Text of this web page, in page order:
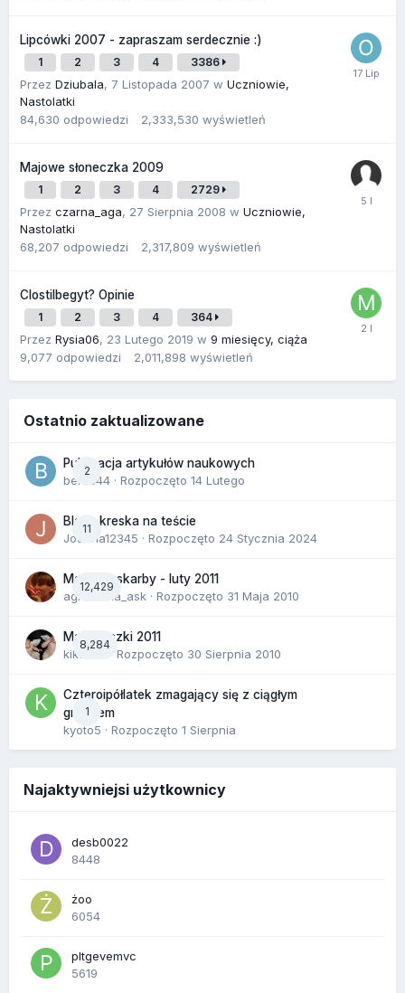
Lipcówki 2007 - zapraszam serdecznie :)
1 2 3 4 3386
Przez Dziubala, 7 Listopada 2007 w Uczniowie,
Nastolatki
84,630 odpowiedzi 2,333,530 wyświetleń
Majowe słoneczka 2009
1 2 3 4 2729
Przez czarna_aga, 27 Sierpnia 2008 w Uczniowie,
Nastolatki
68,207 odpowiedzi 2,317,809 wyświetleń
Clostilbegyt? Opinie
1 2 3 4 364
Przez Rysia06, 23 Lutego 2019 w 9 miesięcy, ciąża
9,077 odpowiedzi 2,011,898 wyświetleń
Ostatnio zaktualizowane
2
Publikacja artykułów naukowych
berus44 · Rozpoczęto 14 Lutego
11
Blada kreska na teście
Joanna12345 · Rozpoczęto 24 Stycznia 2024
12,429
Malutkie skarby - luty 2011
agnieszka_ask · Rozpoczęto 31 Maja 2010
8,284
Majóweczki 2011
kikarika
· Rozpoczęto 30 Sierpnia 2010
1
Czteroipółlatek zmagający się z ciągłym
gniewem
kyoto5 · Rozpoczęto 1 Sierpnia
Najaktywniejsi użytkownicy
desb0022
8448
żoo
6054
pltgevemvc
5619